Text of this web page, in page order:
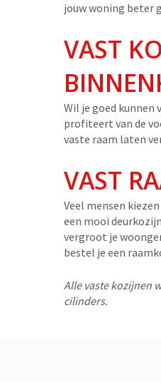
jouw woning beter
VAST
Wil je goed
profiteert van de
vaste raam laten
VAST
Veel mensen
een mooi
vergroot je
bestel je een
Alle vaste kozijnen
cilinders.